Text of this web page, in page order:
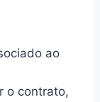
ao
o contrato,